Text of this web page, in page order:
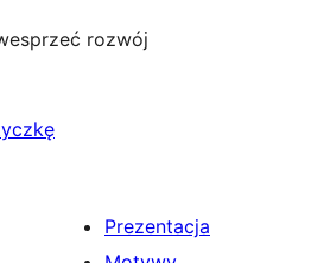
rozwój
Prezentacja